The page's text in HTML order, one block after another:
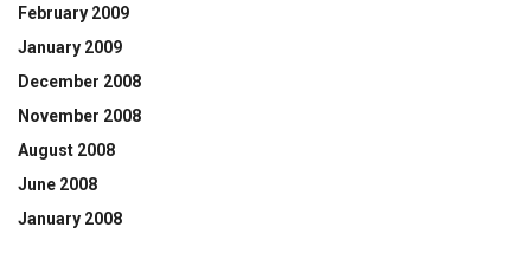
February 2009
January 2009
December 2008
November 2008
August 2008
June 2008
January 2008